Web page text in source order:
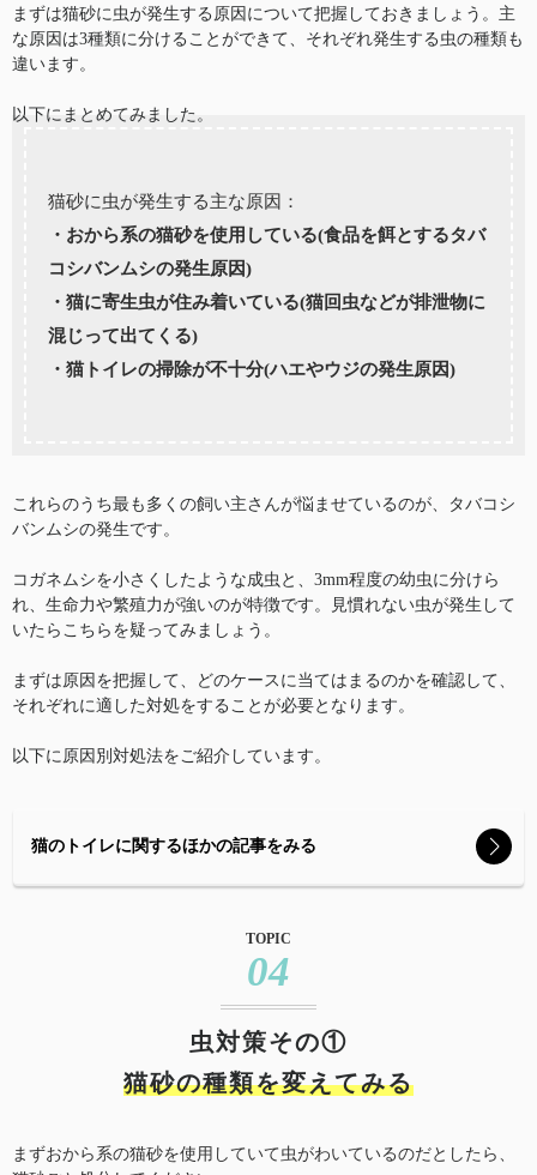
まずは猫砂に虫が発生する原因について把握しておきましょう。主
な原因は3種類に分けることができて、それぞれ発生する虫の種類も
違います。
以下にまとめてみました。
猫砂に虫が発生する主な原因：
・おから系の猫砂を使用している(食品を餌とするタバ
コシバンムシの発生原因)
・猫に寄生虫が住み着いている(猫回虫などが排泄物に
混じって出てくる)
・猫トイレの掃除が不十分(ハエやウジの発生原因)
これらのうち最も多くの飼い主さんが悩ませているのが、タバコシ
バンムシの発生です。
コガネムシを小さくしたような成虫と、3mm程度の幼虫に分けら
れ、生命力や繁殖力が強いのが特徴です。見慣れない虫が発生して
いたらこちらを疑ってみましょう。
まずは原因を把握して、どのケースに当てはまるのかを確認して、
それぞれに適した対処をすることが必要となります。
以下に原因別対処法をご紹介しています。
猫のトイレに関するほかの記事をみる
TOPIC
04
虫対策その①
猫砂の種類を変えてみる
まずおから系の猫砂を使用していて虫がわいているのだとしたら、